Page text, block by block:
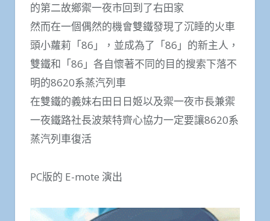
的第二故鄉禦一夜市回到了右田家
然而在一個偶然的機會雙鐵發現了沉睡的火車
頭小蘿莉「86」，並成為了「86」的新主人，
雙鐵和「86」各自懷著不同的目的搜索下落不
明的8620系蒸汽列車
在雙鐵的義妹右田日日姬以及禦一夜市長兼禦
一夜鐵路社長波萊特齊心協力一定要讓8620系
蒸汽列車復活
PC版的 E-mote 演出